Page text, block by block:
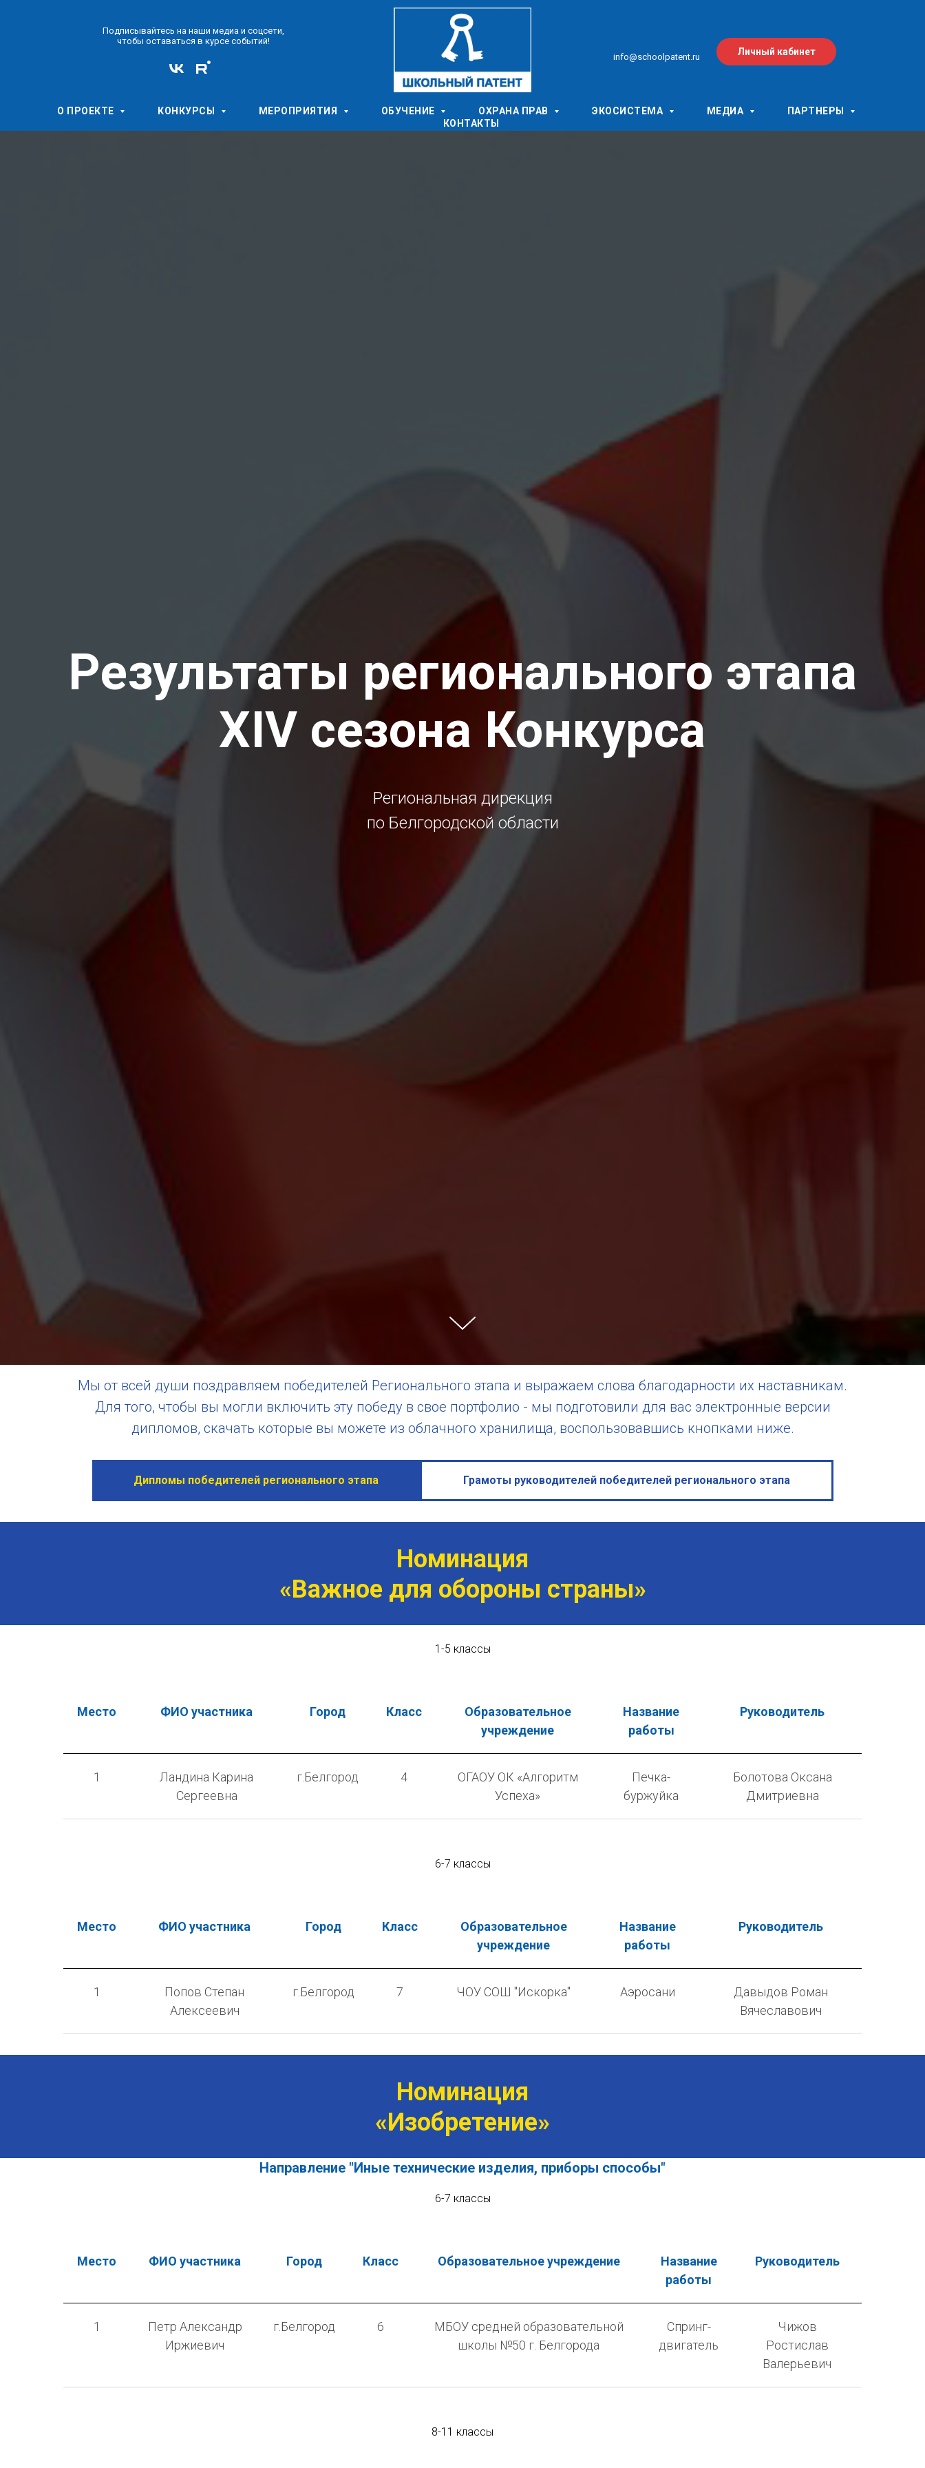
Подписывайтесь на наши медиа и соцсети,
чтобы оставаться в курсе событий!
info@schoolpatent.ru
Личный кабинет
О ПРОЕКТЕ КОНКУРСЫ МЕРОПРИЯТИЯ ОБУЧЕНИЕ ОХРАНА ПРАВ ЭКОСИСТЕМА МЕДИА
ПАРТНЕРЫ
КОНТАКТЫ
Результаты регионального этапа
XIV cезона Конкурса
Региональная дирекция
по Белгородской области
Мы от всей души поздравляем победителей Регионального этапа и выражаем слова благодарности их наставникам.
Для того, чтобы вы могли включить эту победу в свое портфолио - мы подготовили для вас электронные версии
дипломов, скачать которые вы можете из облачного хранилища, воспользовавшись кнопками ниже.
Дипломы победителей регионального этапа Грамоты руководителей победителей регионального этапа
Номинация
«Важное для обороны страны»
1-5 классы
Место ФИО участника Город Класс
Образовательное
учреждение
Название
работы
Руководитель
1
Ландина Карина
Сергеевна
г.Белгород 4
ОГАОУ ОК «Алгоритм
Успеха»
Печка-
буржуйка
Болотова Оксана
Дмитриевна
6-7 классы
Место ФИО участника Город Класс
Образовательное
учреждение
Название
работы
Руководитель
1
Попов Степан
Алексеевич
г.Белгород 7 ЧОУ СОШ "Искорка" Аэросани
Давыдов Роман
Вячеславович
Номинация
«Изобретение»
Направление "Иные технические изделия, приборы способы"
6-7 классы
Место ФИО участника Город Класс Образовательное учреждение
Название
работы
Руководитель
1
Петр Александр
Иржиевич
г.Белгород 6
МБОУ средней образовательной
школы №50 г. Белгорода
Спринг-
двигатель
Чижов
Ростислав
Валерьевич
8-11 классы